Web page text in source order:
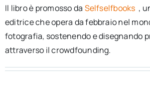
Il libro è promosso da Selfselfbooks ,
editrice che opera da febbraio nel
fotografia, sostenendo e disegnando
attraverso il crowdfounding.